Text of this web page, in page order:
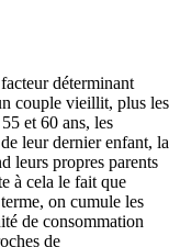
déterminant
couple vieillit, plus les
et 60 ans, les
leur dernier enfant, la
leurs propres parents
à cela le fait que
on cumule les
de consommation
de